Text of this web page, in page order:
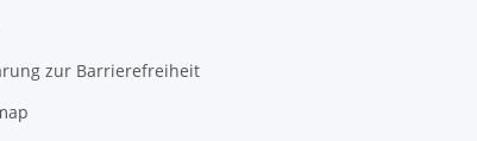
zur Barrierefreiheit